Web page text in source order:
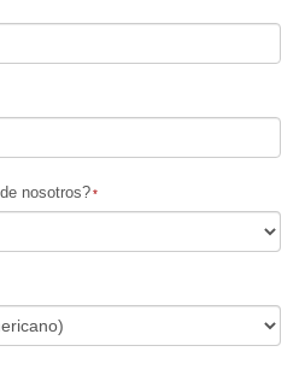
nosotros?